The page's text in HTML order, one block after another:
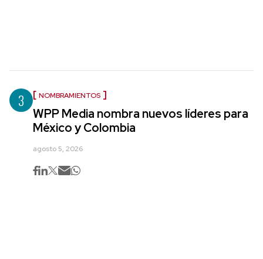
3 NOMBRAMIENTOS
WPP Media nombra nuevos líderes para
México y Colombia
agosto 5, 2026